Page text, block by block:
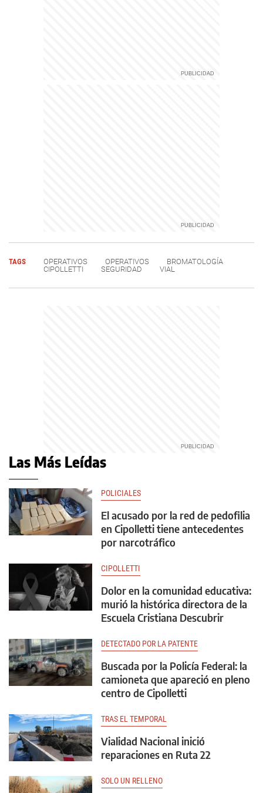
TAGS OPERATIVOS OPERATIVOS
BROMATOLOGÍA
CIPOLLETTI
SEGURIDAD VIAL
Las Más Leídas
POLICIALES
El acusado por la red de pedofilia
en Cipolletti tiene antecedentes
por narcotráfico
CIPOLLETTI
Dolor en la comunidad educativa:
murió la histórica directora de la
Escuela Cristiana Descubrir
DETECTADO POR LA PATENTE
Buscada por la Policía Federal: la
camioneta que apareció en pleno
centro de Cipolletti
TRAS EL TEMPORAL
Vialidad Nacional inició
reparaciones en Ruta 22
SOLO UN RELLENO